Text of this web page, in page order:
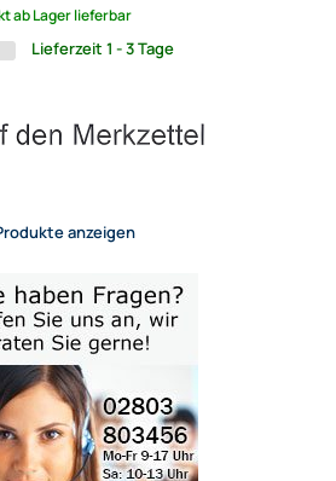
ab Lager lieferbar
Lieferzeit 1 - 3 Tage
anzeigen